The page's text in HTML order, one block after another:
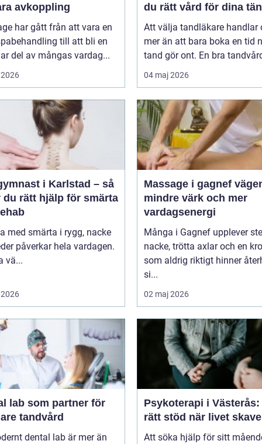
avkoppling
har gått från att vara en
till att bli en
del av mångas vardag...
du rätt vård för dina
Att välja tandläkare handlar
mer än att bara boka en tid
tand gör ont. En bra
04 maj 2026
i Karlstad – så
du rätt hjälp för smärta
med smärta i rygg, nacke
påverkar hela vardagen.
vä...
Massage i gagnef vägen till
mindre värk och mer
vardagsenergi
Många i Gagnef upplever
nacke, trötta axlar och en
som aldrig riktigt hinner
si...
02 maj 2026
lab som partner för
tandvård
dental lab är mer än
Psykoterapi i
rätt stöd när livet
Att söka hjälp för sitt